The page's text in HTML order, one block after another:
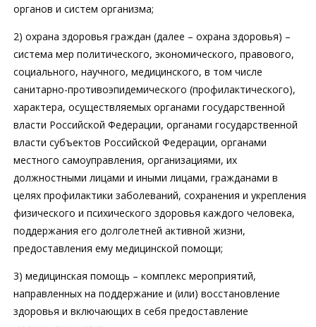
органов и систем организма;
2) охрана здоровья граждан (далее – охрана здоровья) –
система мер политического, экономического, правового,
социального, научного, медицинского, в том числе
санитарно-противоэпидемического (профилактического),
характера, осуществляемых органами государственной
власти Российской Федерации, органами государственной
власти субъектов Российской Федерации, органами
местного самоуправления, организациями, их
должностными лицами и иными лицами, гражданами в
целях профилактики заболеваний, сохранения и укрепления
физического и психического здоровья каждого человека,
поддержания его долголетней активной жизни,
предоставления ему медицинской помощи;
3) медицинская помощь – комплекс мероприятий,
направленных на поддержание и (или) восстановление
здоровья и включающих в себя предоставление